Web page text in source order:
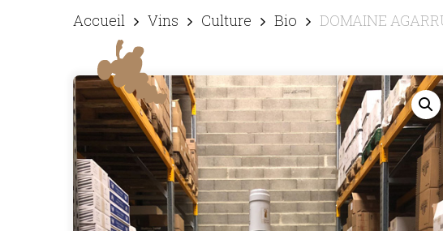
Accueil Vins Culture Bio DOMAINE